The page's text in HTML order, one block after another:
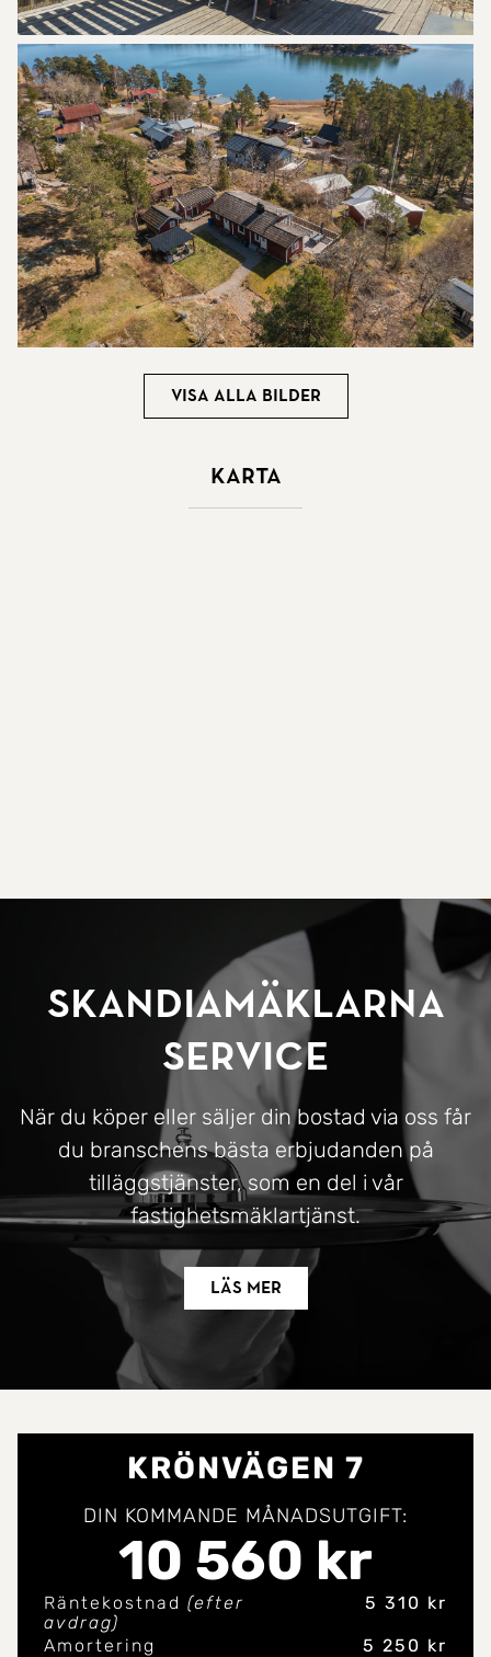
Visa alla bilder
Karta
SkandiaMäklarna
Service
När du köper eller säljer din bostad via oss får
du branschens bästa erbjudanden på
tilläggstjänster, som en del i vår
fastighetsmäklartjänst.
Läs mer